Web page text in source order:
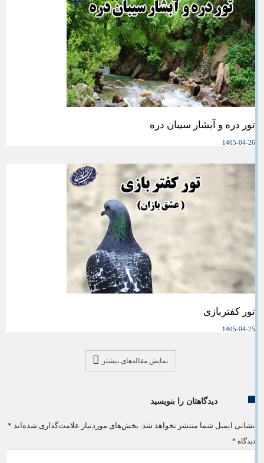
تور دره و آبشار سیبان دره
1405-04-26
تور کفتربازی
1405-04-25
نمایش مقاله‌های بیشتر
دیدگاهتان را بنویسید
نشانی ایمیل شما منتشر نخواهد شد. بخش‌های موردنیاز علامت‌گذاری شده‌اند *
دیدگاه *